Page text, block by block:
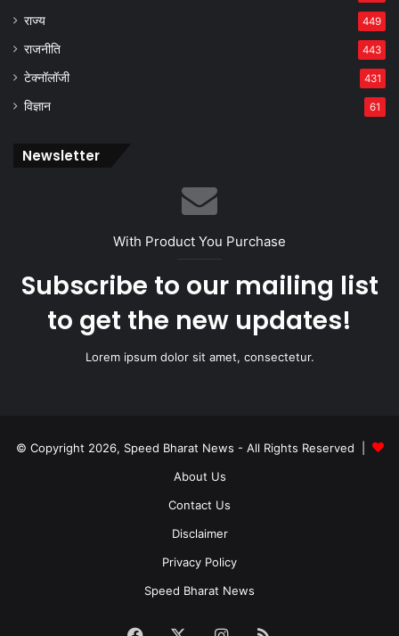
राज्य 449
राजनीति 443
टेक्नॉलॉजी 431
विज्ञान 61
Newsletter
With Product You Purchase
Subscribe to our mailing list
to get the new updates!
Lorem ipsum dolor sit amet, consectetur.
© Copyright 2026, Speed Bharat News - All Rights Reserved |
About Us
Contact Us
Disclaimer
Privacy Policy
Speed Bharat News